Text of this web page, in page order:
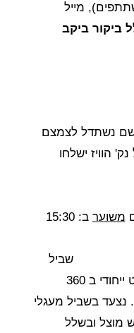
קטנה (מינימום 8 משתתפים), מייל
ביקור ביקב
תבור. שם נשתדל לצמצם
הוויז ישלחו
משוער
ב: 15:30
הפסגה בהר תבור מאפשר מבט ייחודי ב 360
נצעד בשביל מעגלי
בחורש מוצל ובשלל